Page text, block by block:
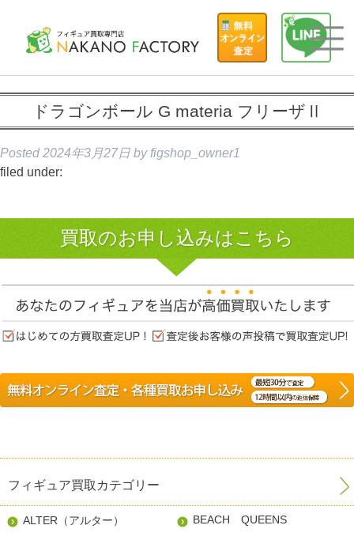
ドラゴンボール G materia フリーザⅡ
Posted 2024年3月27日 by figshop_owner1
filed under:
買取のお申し込みはこちら
フィギュア買取カテゴリー
ALTER（アルター） BEACH QUEENS